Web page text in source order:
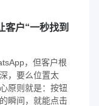
户“一秒找到
，但客户根
，要么位置太
原则就是：按钮
瞬间，就能点击